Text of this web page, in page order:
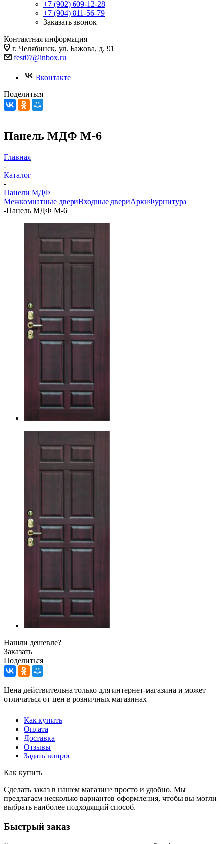
+7 (902) 609-12-28
+7 (904) 811-56-79
Заказать звонок
Контактная информация
г. Челябинск, ул. Бажова, д. 91
fest07@inbox.ru
Вконтакте
Поделиться
Панель МДФ М-6
Главная
-
Каталог
-
Панели МДФ
Межкомнатные двериВходные двериАркиФурнитура
-Панель МДФ М-6
Нашли дешевле?
Заказать
Поделиться
Цена действительна только для интернет-магазина и может
отличаться от цен в розничных магазинах
Как купить
Оплата
Доставка
Отзывы
Задать вопрос
Как купить
Сделать заказ в нашем магазине просто и удобно. Мы
предлагаем несколько вариантов оформления, чтобы вы могли
выбрать наиболее подходящий способ.
Быстрый заказ